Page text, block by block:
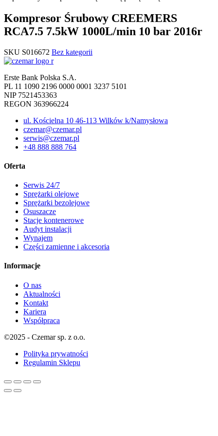
Kompresor Śrubowy CREEMERS
RCA7.5 7.5kW 1000L/min 10 bar 2016r
SKU S016672 Bez kategorii
Erste Bank Polska S.A.
PL 11 1090 2196 0000 0001 3237 5101
NIP 7521453363
REGON 363966224
ul. Kościelna 10 46-113 Wilków k/Namysłowa
czemar@czemar.pl
serwis@czemar.pl
+48 888 888 764
Oferta
Serwis 24/7
Sprężarki olejowe
Sprężarki bezolejowe
Osuszacze
Stacje kontenerowe
Audyt instalacji
Wynajem
Części zamienne i akcesoria
Informacje
O nas
Aktualności
Kontakt
Kariera
Współpraca
©2025 - Czemar sp. z o.o.
Polityka prywatności
Regulamin Sklepu